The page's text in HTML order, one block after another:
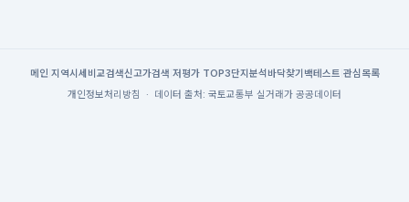
메인| 지역시세 비교검색신고가검색 저평가 TOP3단지분석 바닥찾기 백테스트 관심목록
개인정보처리방침
· 데이터 출처: 국토교통부 실거래가 공공데이터